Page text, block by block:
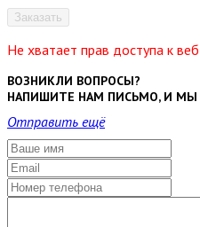
Заказать
Не хватает прав доступа к
ВОЗНИКЛИ ВОПРОСЫ?
НАПИШИТЕ НАМ ПИСЬМО, И
Отправить ещё